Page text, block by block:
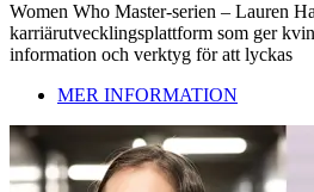
Women Who Master-serien – Lauren
karriärutvecklingsplattform som ger
information och verktyg för att lyckas
MER INFORMATION